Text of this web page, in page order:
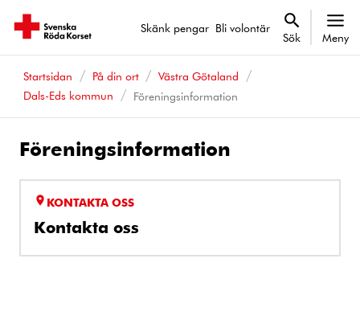
Skänk pengar Bli volontär
Sök Meny
Startsidan På din ort
Västra Götaland
Dals-Eds kommun
Föreningsinformation
Föreningsinformation
KONTAKTA OSS
Kontakta oss